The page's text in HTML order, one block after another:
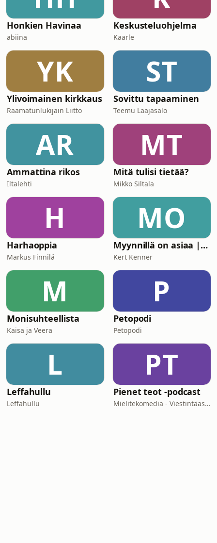
Honkien Havinaa
abiina
Keskusteluohjelma
Kaarle
YK
Ylivoimainen kirkkaus
Raamatunlukijain Liitto
ST
Sovittu tapaaminen
Teemu Laajasalo
AR
Ammattina rikos
Iltalehti
MT
Mitä tulisi tietää?
Mikko Siltala
H
Harhaoppia
Markus Finnilä
MO
Myynnillä on asiaa | Kert Kenner
Kert Kenner
M
Monisuhteellista
Kaisa ja Veera
P
Petopodi
Petopodi
L
Leffahullu
Leffahullu
PT
Pienet teot -podcast
Mielitekomedia - Viestintäasiantuntija Sami Turunen